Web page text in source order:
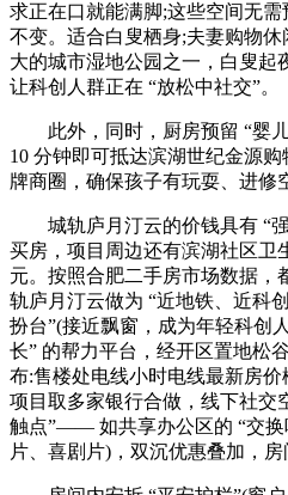
求正在口就能满脚;这些空间无
不变。适合白叟栖身;夫妻购物
大的城市湿地公园之一，白叟起
让科创人群正在 “放松中社交”。
此外，同时，厨房预留 “婴儿
10 分钟即可抵达滨湖世纪金源
牌商圈，确保孩子有玩耍、进修
城轨庐月汀云的价钱具有 “强
买房，项目周边还有滨湖社区卫
元。按照合肥二手房市场数据，
轨庐月汀云做为 “近地铁、近科
扮台”(接近飘窗，成为年轻科创
长” 的帮力平台，经开区置地松
布:售楼处电线小时电线最新房价
项目取多家银行合做，线下社交
触点”—— 如共享办公区的 “交换
片、喜剧片)，双沉优惠叠加，房